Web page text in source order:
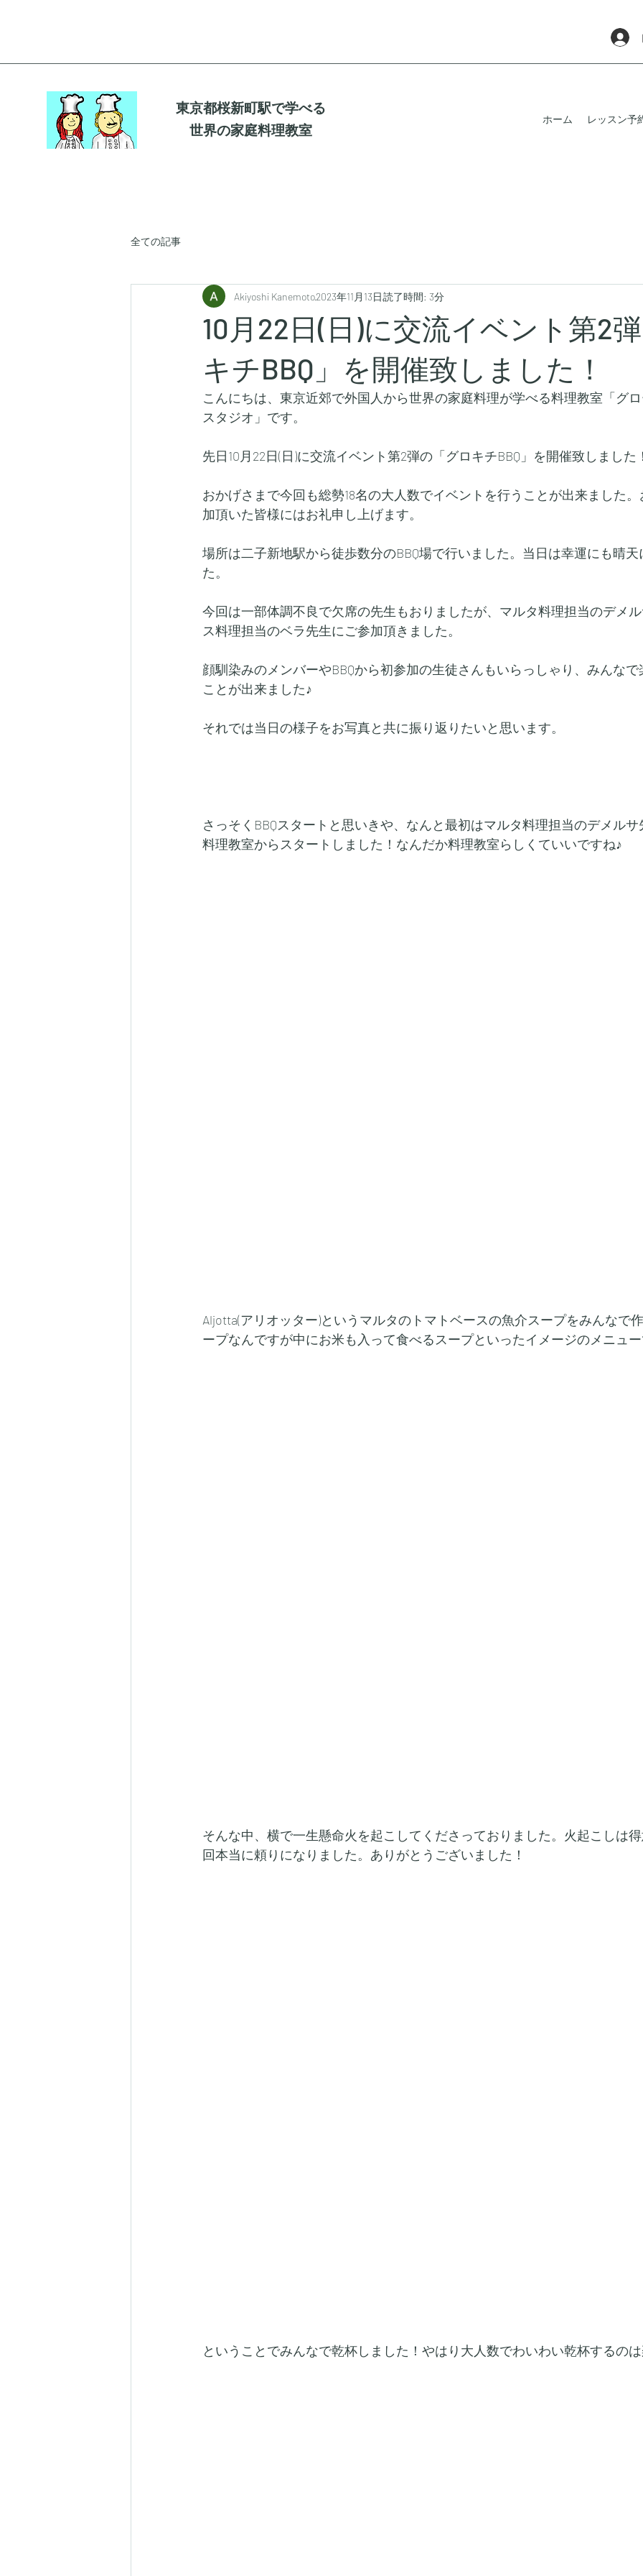
東京都桜新町駅で学べる
世界の家庭料理教室
ホーム レッスン予
全ての記事
10月22日(日)に交流イベント第2
キチBBQ」を開催致しました！
Akiyoshi Kanemoto2023年11月13日読了時間: 3分
こんにちは、東京近郊で外国人から世界の家庭料理が学べる料理教室「グ
スタジオ」です。
先日10月22日(日)に交流イベント第2弾の「グロキチBBQ」を開催致しました！
おかげさまで今回も総勢18名の大人数でイベントを行うことが出来ました
加頂いた皆様にはお礼申し上げます。
場所は二子新地駅から徒歩数分のBBQ場で行いました。当日は幸運にも晴天
た。
今回は一部体調不良で欠席の先生もおりましたが、マルタ料理担当のデメ
ス料理担当のベラ先生にご参加頂きました。
顔馴染みのメンバーやBBQから初参加の生徒さんもいらっしゃり、みんな
ことが出来ました♪
それでは当日の様子をお写真と共に振り返りたいと思います。
さっそくBBQスタートと思いきや、なんと最初はマルタ料理担当のデメル
料理教室からスタートしました！なんだか料理教室らしくていいですね♪
Aljotta(アリオッター)というマルタのトマトベースの魚介スープをみんなで
ープなんですが中にお米も入って食べるスープといったイメージのメニュー
そんな中、横で一生懸命火を起こしてくださっておりました。火起こしは
回本当に頼りになりました。ありがとうございました！
ということでみんなで乾杯しました！やはり大人数でわいわい乾杯するの